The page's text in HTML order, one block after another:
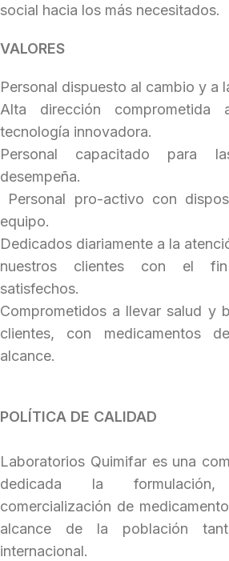
social hacia los más necesitados.
VALORES
Personal dispuesto al cambio y a
Alta dirección
tecnología innovadora.
Personal capacitado para
desempeña.
Personal pro-activo con
equipo.
Dedicados diariamente a la
nuestros clientes con el
satisfechos.
Comprometidos a llevar salud y
clientes, con medicamentos
alcance.
POLÍTICA DE CALIDAD
Laboratorios Quimifar es una
dedicada la
comercialización de
alcance de la población
internacional.